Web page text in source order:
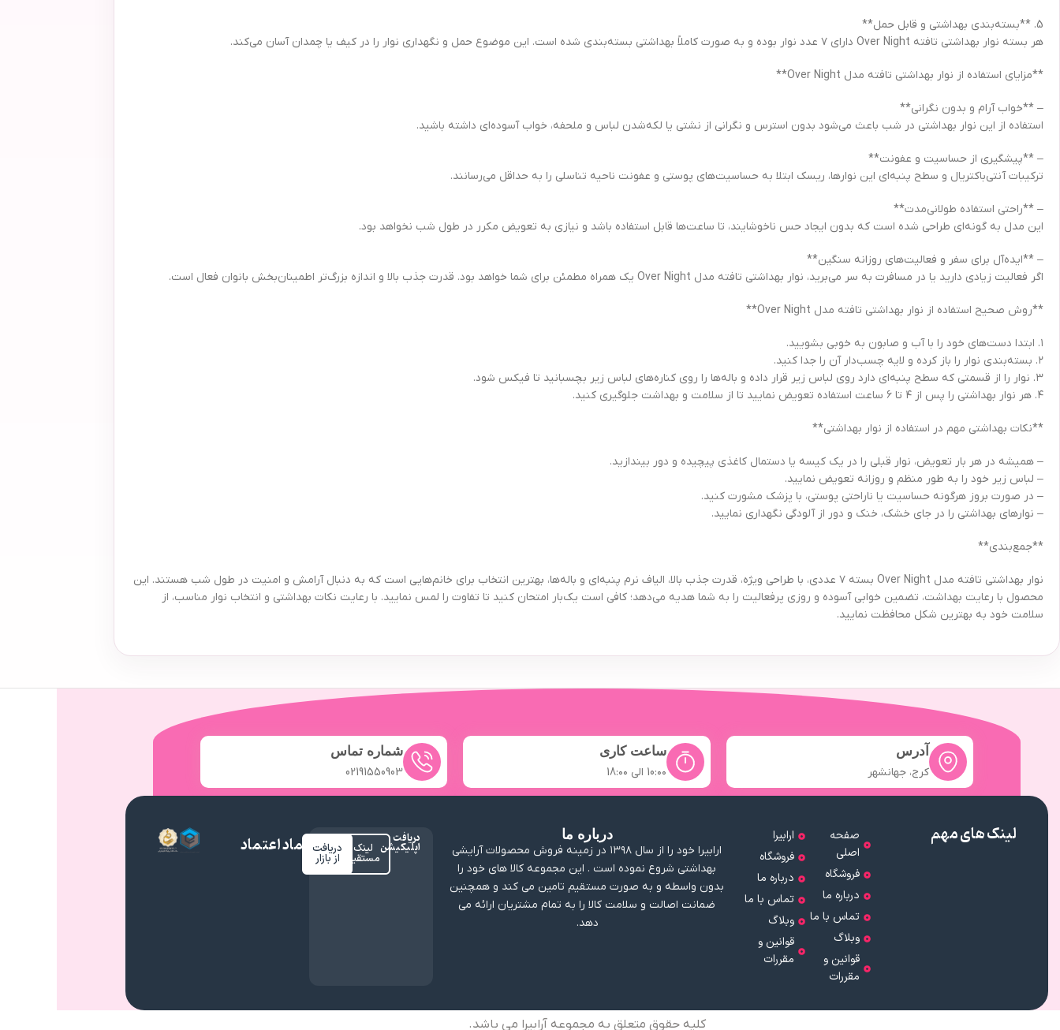
5. **بسته‌بندی بهداشتی و قابل حمل**
هر بسته نوار بهداشتی تافته Over Night دارای ۷ عدد نوار بوده و به صورت کاملاً بهداشتی بسته‌بندی شده است. این موضوع حمل و نگهداری نوار را در کیف یا چمدان آسان می‌کند.
**مزایای استفاده از نوار بهداشتی تافته مدل Over Night**
– **خواب آرام و بدون نگرانی**
استفاده از این نوار بهداشتی در شب باعث می‌شود بدون استرس و نگرانی از نشتی یا لکه‌شدن لباس و ملحفه، خواب آسوده‌ای داشته باشید.
– **پیشگیری از حساسیت و عفونت**
ترکیبات آنتی‌باکتریال و سطح پنبه‌ای این نوارها، ریسک ابتلا به حساسیت‌های پوستی و عفونت ناحیه تناسلی را به حداقل می‌رسانند.
– **راحتی استفاده طولانی‌مدت**
این مدل به گونه‌ای طراحی شده است که بدون ایجاد حس ناخوشایند، تا ساعت‌ها قابل استفاده باشد و نیازی به تعویض مکرر در طول شب نخواهد بود.
– **ایده‌آل برای سفر و فعالیت‌های روزانه سنگین**
اگر فعالیت زیادی دارید یا در مسافرت به سر می‌برید، نوار بهداشتی تافته مدل Over Night یک همراه مطمئن برای شما خواهد بود. قدرت جذب بالا و اندازه بزرگ‌تر اطمینان‌بخش بانوان فعال است.
**روش صحیح استفاده از نوار بهداشتی تافته مدل Over Night**
۱. ابتدا دست‌های خود را با آب و صابون به خوبی بشویید.
۲. بسته‌بندی نوار را باز کرده و لایه چسب‌دار آن را جدا کنید.
۳. نوار را از قسمتی که سطح پنبه‌ای دارد روی لباس زیر قرار داده و باله‌ها را روی کناره‌های لباس زیر بچسبانید تا فیکس شود.
۴. هر نوار بهداشتی را پس از ۴ تا ۶ ساعت استفاده تعویض نمایید تا از سلامت و بهداشت جلوگیری کنید.
**نکات بهداشتی مهم در استفاده از نوار بهداشتی**
– همیشه در هر بار تعویض، نوار قبلی را در یک کیسه یا دستمال کاغذی پیچیده و دور بیندازید.
– لباس زیر خود را به طور منظم و روزانه تعویض نمایید.
– در صورت بروز هرگونه حساسیت یا ناراحتی پوستی، با پزشک مشورت کنید.
– نوارهای بهداشتی را در جای خشک، خنک و دور از آلودگی نگهداری نمایید.
**جمع‌بندی**
نوار بهداشتی تافته مدل Over Night بسته ۷ عددی، با طراحی ویژه، قدرت جذب بالا، الیاف نرم پنبه‌ای و باله‌ها، بهترین انتخاب برای خانم‌هایی است که به دنبال آرامش و امنیت در طول شب هستند. این
محصول با رعایت بهداشت، تضمین خوابی آسوده و روزی پرفعالیت را به شما هدیه می‌دهد؛ کافی است یک‌بار امتحان کنید تا تفاوت را لمس نمایید. با رعایت نکات بهداشتی و انتخاب نوار مناسب، از
سلامت خود به بهترین شکل محافظت نمایید.
آدرس
کرج، جهانشهر
ساعت کاری
10:۰۰ الی 18:۰۰
شماره تماس
02191550903
لینک های مهم
صفحه
اصلی
فروشگاه
درباره ما
تماس با ما
وبلاگ
قوانین و
مقررات
ارابیرا
فروشگاه
درباره ما
تماس با ما
وبلاگ
قوانین و
مقررات
درباره ما
ارابیرا خود را از سال ۱۳۹۸ در زمینه فروش محصولات آرایشی
بهداشتی شروع نموده است . این مجموعه کالا های خود را
بدون واسطه و به صورت مستقیم تامین می کند و همچنین
ضمانت اصالت و سلامت کالا را به تمام مشتریان ارائه می
دهد.
دریافت
اپلیکیشن لینک
مستقیم
دریافت
از بازار نماد اعتماد
کلیه حقوق متعلق به مجموعه آرابیرا می باشد.